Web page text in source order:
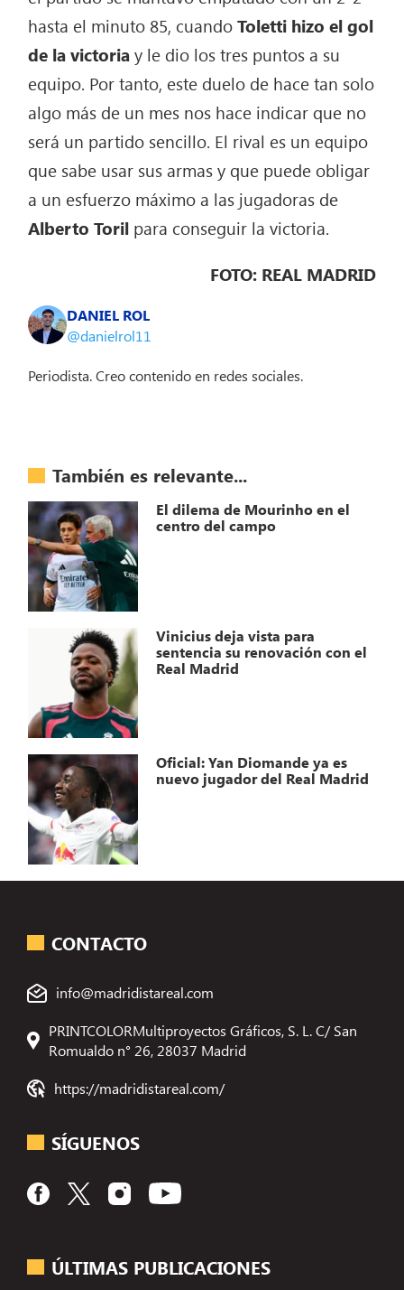
hasta el minuto 85, cuandoToletti hizo el gol
de la victoriay le dio los tres puntos a su
equipo. Por tanto, este duelo de hace tan solo
algo más de un mes nos hace indicar que no
será un partido sencillo. El rival es un equipo
que sabe usar sus armas y que puede obligar
a un esfuerzo máximo a las jugadoras de
Alberto Toril para conseguir la victoria.
FOTO: REAL MADRID
DANIEL ROL
@danielrol11
Periodista. Creo contenido en redes sociales.
También es relevante...
El dilema de Mourinho en el
centro del campo
Vinicius deja vista para
sentencia su renovación con el
Real Madrid
Oficial: Yan Diomande ya es
nuevo jugador del Real Madrid
ÚLTIMAS PUBLICACIONES
CONTACTO
info@madridistareal.com
PRINTCOLORMultiproyectos Gráficos, S. L. C/ San
Romualdo n° 26, 28037 Madrid
https://madridistareal.com/
SÍGUENOS